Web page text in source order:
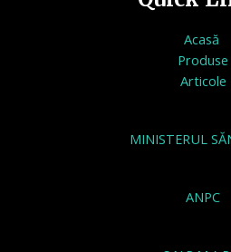
Acasă
Produse
Articole
MINISTERUL
ANPC